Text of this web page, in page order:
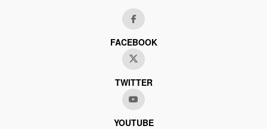
FACEBOOK
TWITTER
YOUTUBE